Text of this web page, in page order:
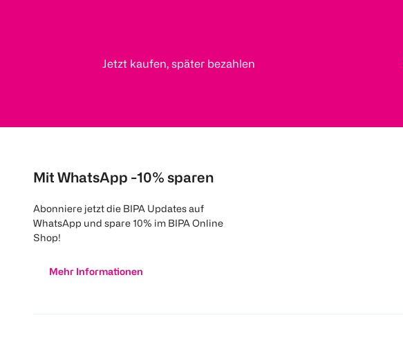
Jetzt kaufen, später bezahlen
Mit WhatsApp -10% sparen
Abonniere jetzt die BIPA Updates auf
WhatsApp und spare 10% im BIPA Online
Shop!
Mehr Informationen